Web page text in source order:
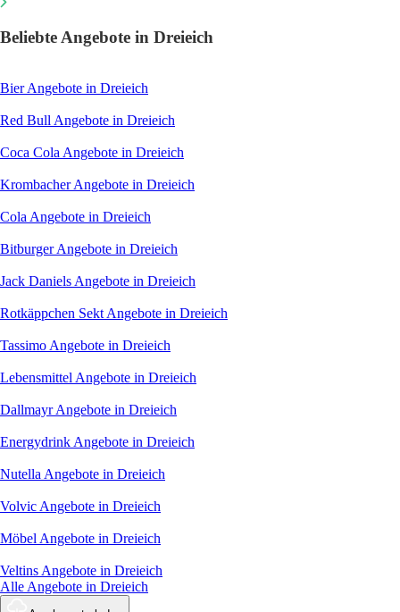
Beliebte Angebote in Dreieich
BierAngebote in Dreieich
Red Bull Angebote in Dreieich
Coca Cola Angebote in Dreieich
KrombacherAngebote in Dreieich
Cola Angebote in Dreieich
BitburgerAngebote in Dreieich
Jack Daniels Angebote in Dreieich
Rotkäppchen Sekt Angebote in Dreieich
Tassimo Angebote in Dreieich
Lebensmittel Angebote in Dreieich
DallmayrAngebote in Dreieich
Energydrink Angebote in Dreieich
Nutella Angebote in Dreieich
Volvic Angebote in Dreieich
Möbel Angebote in Dreieich
Veltins Angebote in Dreieich
Alle Angebote in Dreieich